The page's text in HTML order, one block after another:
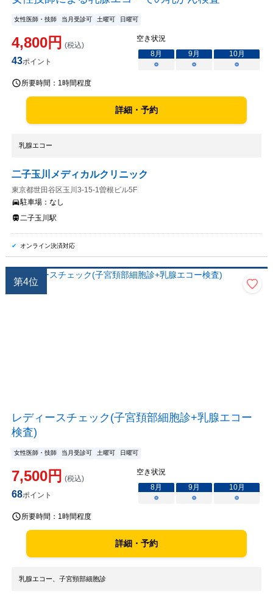
女性医師・技師 当月受診可 土曜可 日曜可
4,800円 (税込)
43ポイント
空き状況
8月 9月 10月
○
○ ○
所要時間： 1時間程度
詳細・予約
乳腺エコー
二子玉川メディカルクリニック
東京都世田谷区玉川3-15-1曽根ビル5F
駐車場： なし
二子玉川駅
オンライン決済対応
第4位
レディースチェック(子宮頚部細胞診+乳腺エコー
検査)
女性医師・技師 当月受診可 土曜可 日曜可
7,500円 (税込)
68ポイント
空き状況
8月 9月 10月
○
○ ○
所要時間： 1時間程度
詳細・予約
乳腺エコー、子宮頸部細胞診